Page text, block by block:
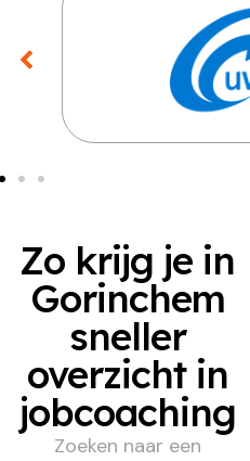
Zo krijg je in
Gorinchem
sneller
overzicht in
jobcoaching
Zoeken naar een